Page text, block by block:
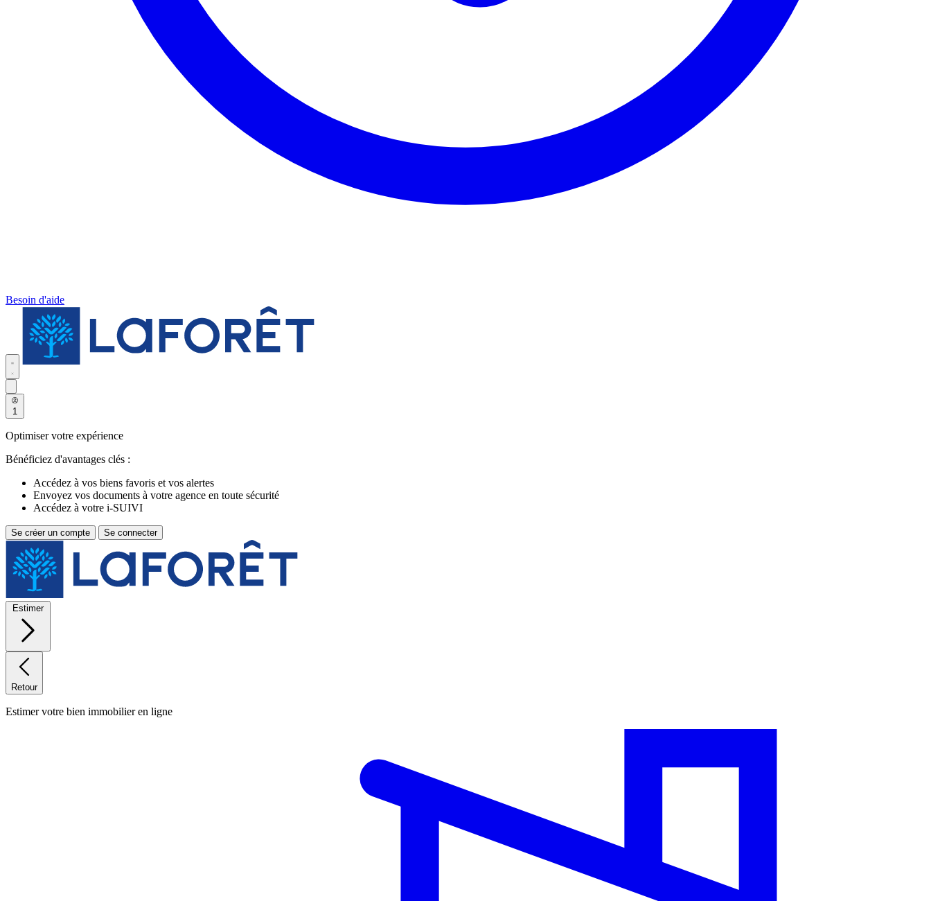
Besoin d'aide
1
Optimiser votre expérience
Bénéficiez d'avantages clés :
Accédez à vos biens favoris et vos alertes
Envoyez vos documents à votre agence en toute sécurité
Accédez à votre i-SUIVI
Se créer un compte Se connecter
Estimer
Retour
Estimer votre bien immobilier en ligne